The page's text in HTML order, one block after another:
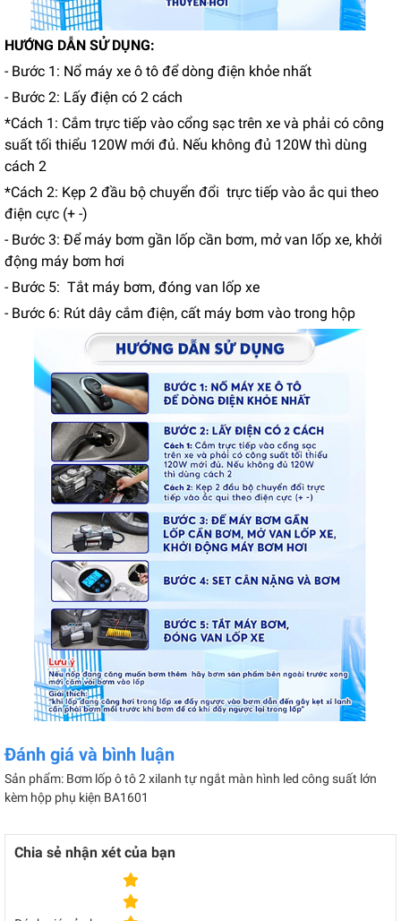
HƯỚNG DẪN SỬ DỤNG:
- Bước 1: Nổ máy xe ô tô để dòng điện khỏe nhất
- Bước 2: Lấy điện có 2 cách
*Cách 1: Cắm trực tiếp vào cổng sạc trên xe và phải có công
suất tối thiểu 120W mới đủ. Nếu không đủ 120W thì dùng
cách 2
*Cách 2: Kẹp 2 đầu bộ chuyển đổi trực tiếp vào ắc qui theo
điện cực (+ -)
- Bước 3: Để máy bơm gần lốp cần bơm, mở van lốp xe, khởi
động máy bơm hơi
- Bước 5: Tắt máy bơm, đóng van lốp xe
- Bước 6: Rút dây cắm điện, cất máy bơm vào trong hộp
Đánh giá và bình luận
Sản phẩm: Bơm lốp ô tô 2 xilanh tự ngắt màn hình led công suất lớn
kèm hộp phụ kiện BA1601
Chia sẻ nhận xét của bạn